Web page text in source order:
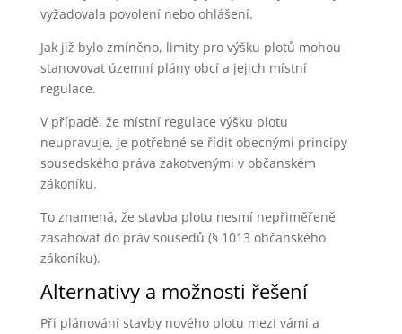
vyžadovala povolení nebo ohlášení.
Jak již bylo zmíněno, limity pro výšku plotů mohou
stanovovat územní plány obcí a jejich místní
regulace.
V případě, že místní regulace výšku plotu
neupravuje, je potřebné se řídit obecnými principy
sousedského práva zakotvenými v občanském
zákoníku.
To znamená, že stavba plotu nesmí nepřiměřeně
zasahovat do práv sousedů (§ 1013 občanského
zákoníku).
Alternativy a možnosti řešení
Při plánování stavby nového plotu mezi vámi a